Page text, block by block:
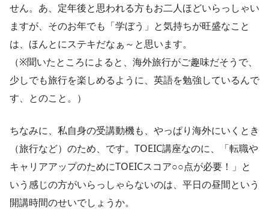
せん。あ、定年後と思われる方もお二人ほどいらっしゃい
ますが、そのお年でも「学ぼう」と気持ちが旺盛なこと
は、ほんとにステキだなぁ～と思います。
（※聞いたところによると、海外旅行がご趣味だそうで、
少しでも旅行を楽しめるように、英語を勉強しているんで
す、とのこと。）
ちなみに、私自身の受講動機も、やっぱり海外にいくとき
（旅行など）のため、です。TOEIC講座なのに、「転職や
キャリアアップのためにTOEICスコア○○点が必要！」と
いう感じの方がいらっしゃらないのは、平日の昼間という
開講時間のせいでしょうか。